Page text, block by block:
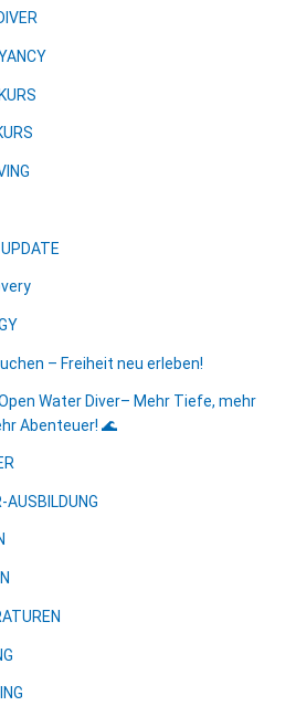
– Freiheit neu erleben!
Water Diver– Mehr Tiefe, mehr
Abenteuer! 🌊
AUSBILDUNG